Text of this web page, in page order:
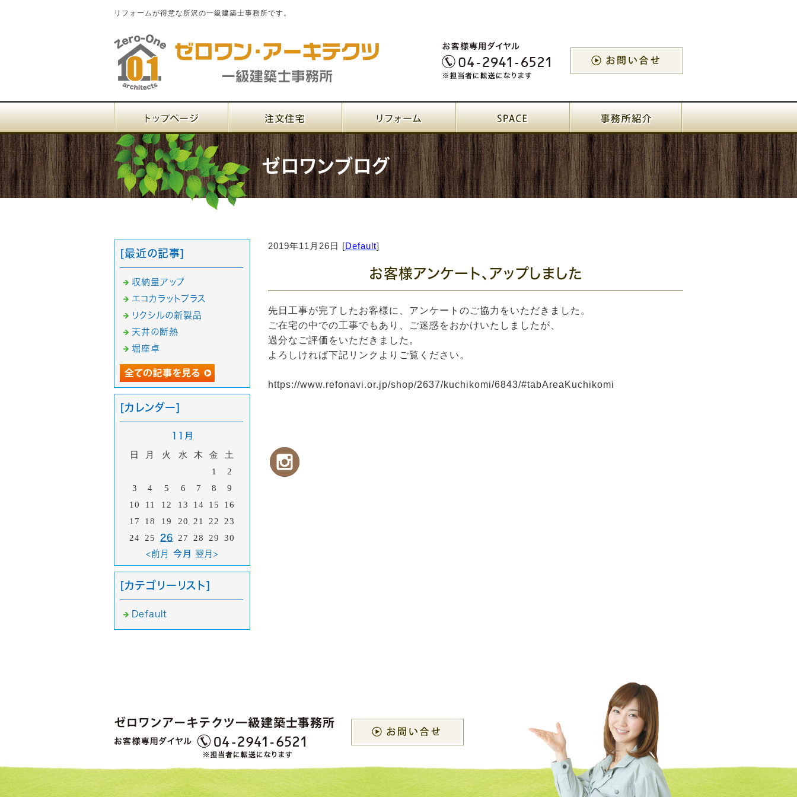
リフォームが得意な所沢の一級建築士事務所です。
ゼロワンブログ
2019年11月26日 [Default]
お客様アンケート、アップしました
先日工事が完了したお客様に、アンケートのご協力をいただきました。
ご在宅の中での工事でもあり、ご迷惑をおかけいたしましたが、
過分なご評価をいただきました。
よろしければ下記リンクよりご覧ください。
https://www.refonavi.or.jp/shop/2637/kuchikomi/6843/#tabAreaKuchikomi
[最近の記事]
収納量アップ
エコカラットプラス
リクシルの新製品
天井の断熱
堀座卓
[カレンダー]
11月
日 月 火 水 木 金
土
1
2
3
4 5 6 7 8
9
10
11 12 13 14 15
16
17
18 19 20 21 22
23
24
25 26 27 28 29 30
<前月 今月 翌月>
[カテゴリーリスト]
Default